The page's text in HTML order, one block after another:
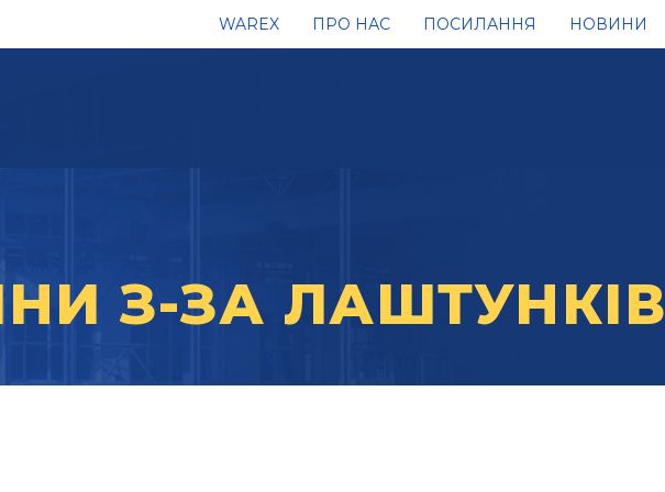
WAREX ПРО НАC ПОСИЛАННЯ НОВИНИ
З-ЗА ЛАШТУНКІВ